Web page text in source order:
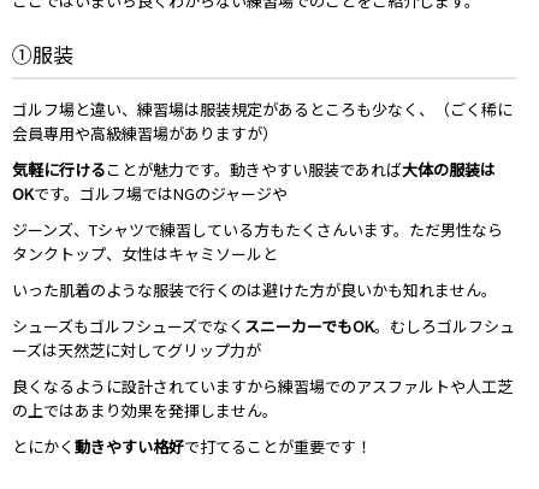
①服装
ゴルフ場と違い、練習場は服装規定があるところも少なく、（ごく稀に
会員専用や高級練習場がありますが）
気軽に行けることが魅力です。動きやすい服装であれば大体の服装は
OKです。ゴルフ場ではNGのジャージや
ジーンズ、Tシャツで練習している方もたくさんいます。ただ男性なら
タンクトップ、女性はキャミソールと
いった肌着のような服装で行くのは避けた方が良いかも知れません。
シューズもゴルフシューズでなく スニーカーでもOK。むしろゴルフシュ
ーズは天然芝に対してグリップ力が
良くなるように設計されていますから練習場でのアスファルトや人工芝
の上ではあまり効果を発揮しません。
とにかく動きやすい格好で打てることが重要です！